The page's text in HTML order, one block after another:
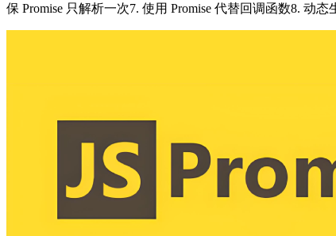
保 Promise 只解析一次7. 使用 Promise 代替回调函数8. 动态